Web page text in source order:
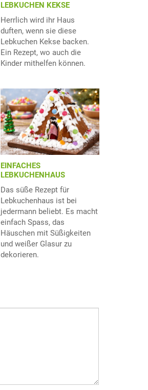
LEBKUCHEN KEKSE
Herrlich wird ihr Haus
duften, wenn sie diese
Lebkuchen Kekse backen.
Ein Rezept, wo auch die
Kinder mithelfen können.
EINFACHES
LEBKUCHENHAUS
Das süße Rezept für
Lebkuchenhaus ist bei
jedermann beliebt. Es macht
einfach Spass, das
Häuschen mit Süßigkeiten
und weißer Glasur zu
dekorieren.